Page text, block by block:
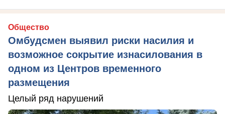
Общество
Омбудсмен выявил риски насилия и
возможное сокрытие изнасилования в
одном из Центров временного
размещения
Целый ряд нарушений